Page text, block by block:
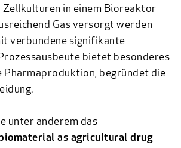
Zellkulturen in einem Bioreaktor
Gas versorgt werden
verbundene signifikante
bietet besonderes
begründet die
unter anderem das
as agricultural drug